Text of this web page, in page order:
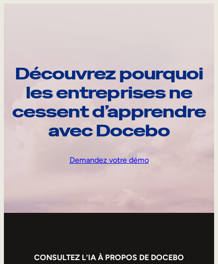
Découvrez pourquoi
les entreprises ne
cessent d’apprendre
avec Docebo
Demandez votre démo
CONSULTEZ L’IA À PROPOS DE DOCEBO